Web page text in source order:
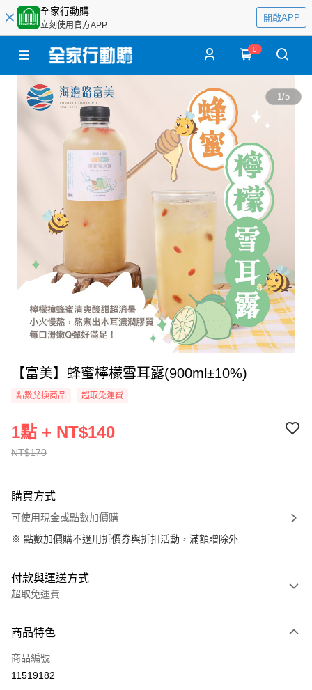
全家行動購
立刻使用官方APP
開啟APP
0
1/5
【富美】蜂蜜檸檬雪耳露(900ml±10%)
點數兌換商品 超取免運費
NT$170
1點 + NT$140
購買方式
可使用現金或點數加價購
※ 點數加價購不適用折價券與折扣活動，滿額贈除外
付款與運送方式
超取免運費
全家線上支付
運送方式
商品特色
商品編號
11519182